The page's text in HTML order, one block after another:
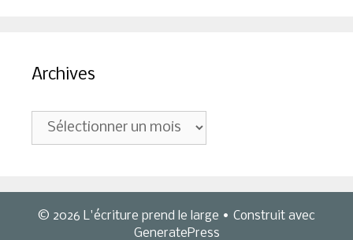
Archives
Archives
© 2026 L'écriture prend le large • Construit avec
GeneratePress